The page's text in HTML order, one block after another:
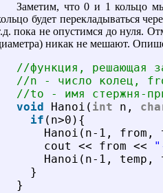
Заметим, что 0 и 1 кольцо
будет перекладываться
пока не опустимся до нуля.
никак не мешают.
//функция, решающая
//n - число колец,
//to - имя стержня-
void
Hanoi( int n,
if (n>0){
Hanoi(n-1, from,
cout << from <<
Hanoi(n-1,
}
}